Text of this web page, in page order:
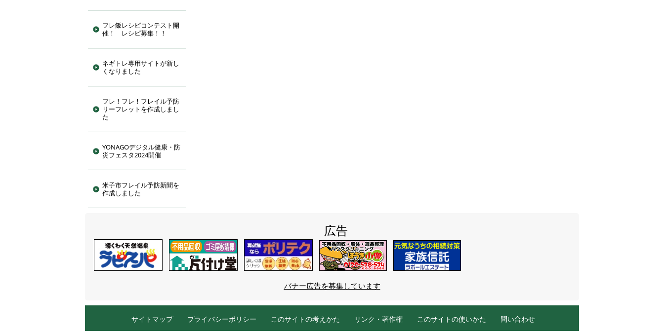
フレ飯レシピコンテスト開
催！ レシピ募集！！
ネギトレ専用サイトが新し
くなりました
フレ！フレ！フレイル予防
リーフレットを作成しまし
た
YONAGOデジタル健康・防
災フェスタ2024開催
米子市フレイル予防新聞を
作成しました
広告
バナー広告を募集しています
サイトマップ プライバシーポリシー このサイトの考えかた リンク・著作権 このサイトの使いかた 問い合わせ